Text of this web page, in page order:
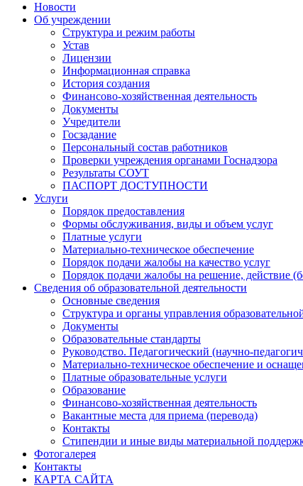
Новости
Об учреждении
Структура и режим работы
Устав
Лицензии
Информационная справка
История создания
Финансово-хозяйственная деятельность
Документы
Учредители
Госзадание
Персональный состав работников
Проверки учреждения органами Госнадзора
Результаты СОУТ
ПАСПОРТ ДОСТУПНОСТИ
Услуги
Порядок предоставления
Формы обслуживания, виды и объем услуг
Платные услуги
Материально-техническое обеспечение
Порядок подачи жалобы на качество услуг
Порядок подачи жалобы на решение,
Сведения об образовательной деятельности
Основные сведения
Структура и органы управления
Документы
Образовательные стандарты
Руководство. Педагогический (научно-
Материально-техническое обеспечение и
Платные образовательные услуги
Образование
Финансово-хозяйственная деятельность
Вакантные места для приема (перевода)
Контакты
Стипендии и иные виды материальной
Фотогалерея
Контакты
КАРТА САЙТА